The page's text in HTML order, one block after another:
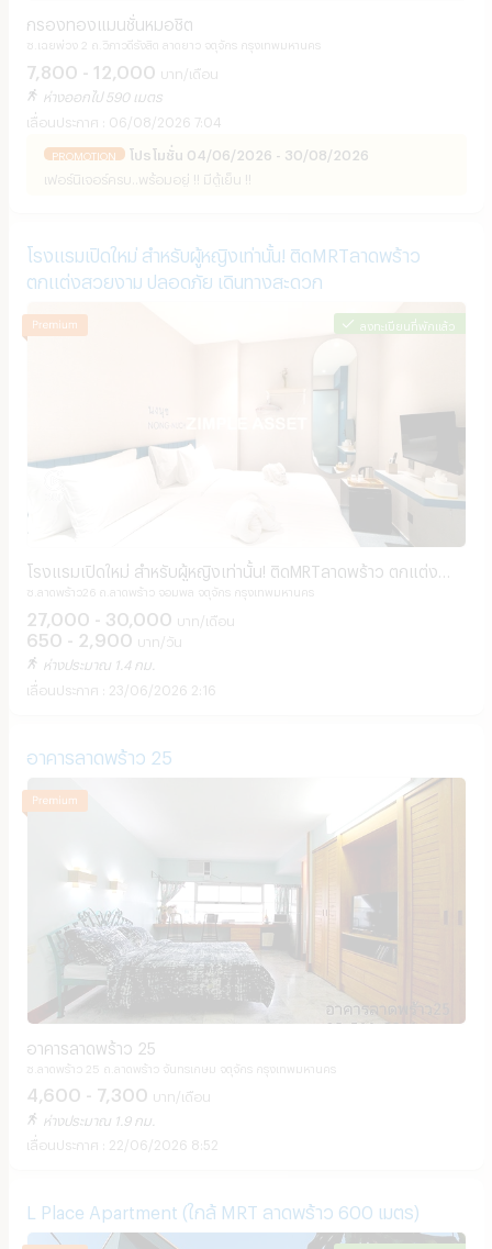
กรองทองแมนชั่นหมอชิต
ซ.เฉยพ่วง 2 ถ.วิภาวดีรังสิต ลาดยาว จตุจักร กรุงเทพมหานคร
7,800 - 12,000 บาท/เดือน
ห่างออกไป 590 เมตร
06/08/2026 7:04
PROMOTION โปรโมชั่น 04/06/2026 - 30/08/2026
เฟอร์นิเจอร์ครบ..พร้อมอยู่ !! มีตู้เย็น !!
โรงแรมเปิดใหม่ สำหรับผู้หญิงเท่านั้น! ติดMRTลาดพร้าว
ตกแต่งสวยงาม ปลอดภัย เดินทางสะดวก
ลงทะเบียนที่พักแล้ว
โรงแรมเปิดใหม่ สำหรับผู้หญิงเท่านั้น! ติดMRTลาดพร้าว ตกแต่ง
สวยงาม ปลอดภัย เดินทางสะดวก
ซ.ลาดพร้าว26 ถ.ลาดพร้าว จอมพล จตุจักร กรุงเทพมหานคร
27,000 - 30,000 บาท/เดือน
650 - 2,900 บาท/วัน
ห่างประมาณ 1.4 กม.
23/06/2026 2:16
อาคารลาดพร้าว 25
อาคารลาดพร้าว 25
ซ.ลาดพร้าว 25 ถ.ลาดพร้าว จันทรเกษม จตุจักร กรุงเทพมหานคร
4,600 - 7,300 บาท/เดือน
ห่างประมาณ 1.9 กม.
22/06/2026 8:52
L Place Apartment (ใกล้ MRT ลาดพร้าว 600 เมตร)